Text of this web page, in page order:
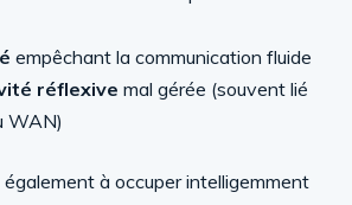
empêchant la communication fluide
réflexive mal gérée (souvent lié
WAN)
à occuper intelligemment